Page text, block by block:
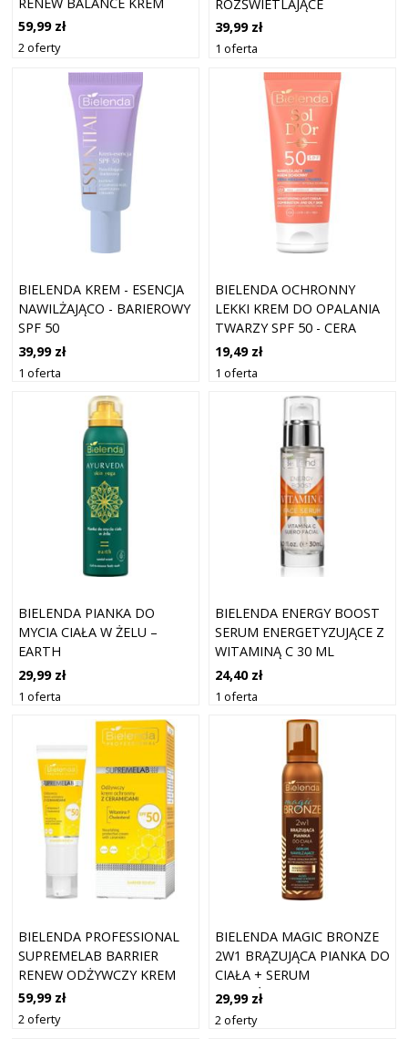
KORYGUJĄCO-
REGENERUJĄCY 40 ML
59,99 zł
2 oferty
ROZŚWIETLAJĄCE
39,99 zł
1 oferta
BIELENDA KREM - ESENCJA
NAWILŻAJĄCO - BARIEROWY
SPF 50
39,99 zł
1 oferta
BIELENDA OCHRONNY
LEKKI KREM DO OPALANIA
TWARZY SPF 50 - CERA
MIESZANA / TŁUSTA
19,49 zł
1 oferta
BIELENDA PIANKA DO
MYCIA CIAŁA W ŻELU –
EARTH
29,99 zł
1 oferta
BIELENDA ENERGY BOOST
SERUM ENERGETYZUJĄCE Z
WITAMINĄ C 30 ML
24,40 zł
1 oferta
BIELENDA PROFESSIONAL
SUPREMELAB BARRIER
RENEW ODŻYWCZY KREM
OCHRONNY Z CERAMIDAMI
SPF50 40 ML
59,99 zł
2 oferty
BIELENDA MAGIC BRONZE
2W1 BRĄZUJĄCA PIANKA DO
CIAŁA + SERUM
NAWILŻAJĄCE 200ML
29,99 zł
2 oferty